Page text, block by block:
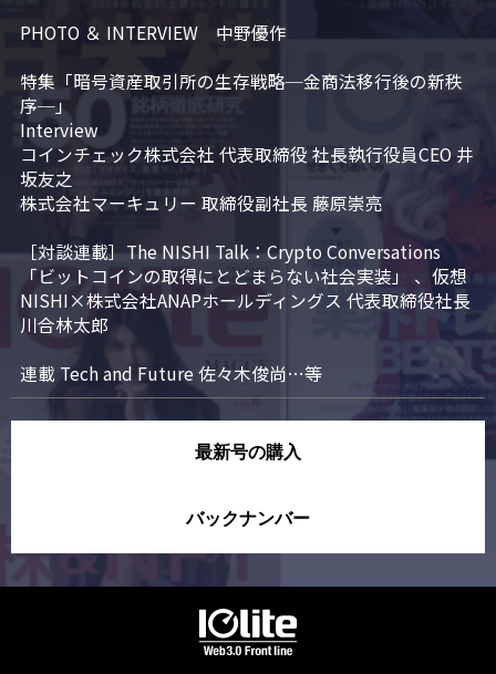
PHOTO ＆ INTERVIEW　中野優作
特集「暗号資産取引所の生存戦略─金商法移行後の新秩
序─」
Interview
コインチェック株式会社 代表取締役 社長執行役員CEO 井
坂友之
株式会社マーキュリー 取締役副社長 藤原崇亮
［対談連載］The NISHI Talk：Crypto Conversations
「ビットコインの取得にとどまらない社会実装」 、仮想
NISHI×株式会社ANAPホールディングス 代表取締役社長
川合林太郎
連載 Tech and Future 佐々木俊尚…等
最新号の購入
バックナンバー